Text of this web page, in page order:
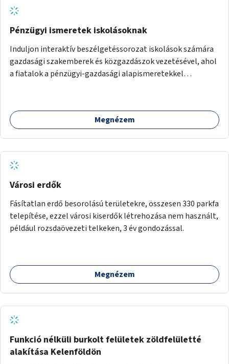
Pénzügyi ismeretek iskolásoknak
Induljon interaktív beszélgetéssorozat iskolások számára
gazdasági szakemberek és közgazdászok vezetésével, ahol
a fiatalok a pénzügyi-gazdasági alapismeretekkel
számára, önkormányzati intézményben vagy külső
helyszínen iskolai együttműködéssel. A szervezést az
gyerekek bevonására is. A program pilot jelleggel indulna,
több korosztály számára.
Megnézem
Városi erdők
Fásítatlan erdő besorolású területekre, összesen 330 parkfa
telepítése, ezzel városi kiserdők létrehozása nem használt,
például rozsdaövezeti telkeken, 3 év gondozással.
Megnézem
Funkció nélküli burkolt felületek zöldfelületté
alakítása Kelenföldön